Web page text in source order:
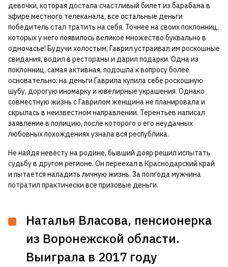
девочки, которая достала счастливый билет из барабана в
эфире местного телеканала, все остальные деньги
победитель стал тратить на себя. Точнее на своих поклонниц,
которых у него появилось великое множество буквально в
одночасье! Будучи холостым, Гаврил устраивал им роскошные
свидания, водил в рестораны и дарил подарки. Одна из
поклонниц, самая активная, подошла к вопросу более
основательно: на деньги Гаврила купила себе роскошную
шубу, дорогую иномарку и ювелирные украшения. Однако
совместную жизнь с Гаврилом женщина не планировала и
скрылась в неизвестном направлении. Терентьев написал
заявление в полицию, после которого о его неудачных
любовных похождениях узнала вся республика.
Не найдя невесту на родине, бывший дояр решил испытать
судьбу в другом регионе. Он переехал в Краснодарский край
и пытается наладить личную жизнь. За полгода мужчина
потратил практически все призовые деньги.
Наталья Власова, пенсионерка
из Воронежской области.
Выиграла в 2017 году